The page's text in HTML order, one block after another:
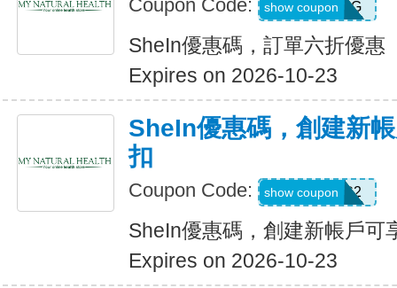
Coupon Code: T5K539G
show coupon
SheIn優惠碼，訂單六折優惠
Expires on 2026-10-23
SheIn優惠碼，創建新
扣
Coupon Code: SWHC2
show coupon
SheIn優惠碼，創建新帳戶可
Expires on 2026-10-23